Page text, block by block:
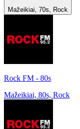
Mažeikiai, 70s, Rock
Rock FM - 80s
Mažeikiai, 80s, Rock